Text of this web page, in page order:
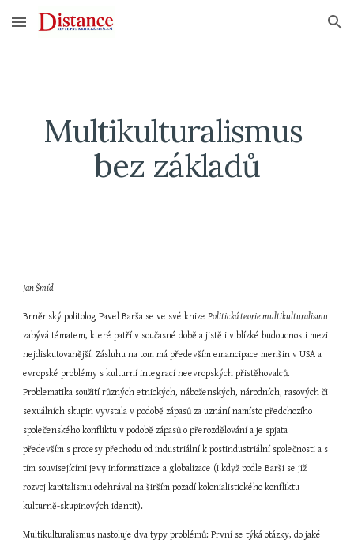
Skip to main content Skip to navigation
Multikulturalismus
bez základů
Jan Šmíd
Brněnský politolog Pavel Barša se ve své knize
zabývá tématem, které patří v současné době a jistě i v blízké budoucnosti mezi
nejdiskutovanější. Zásluhu na tom má především emancipace menšin v USA a
evropské problémy s kulturní integrací neevropských přistěhovalců.
Problematika soužití různých etnických, náboženských, národních, rasových či
sexuálních skupin vyvstala v podobě zápasů za uznání namísto předchozího
společenského konfliktu v podobě zápasů o přerozdělování a je spjata
především s procesy přechodu od industriální k postindustriální společnosti a s
tím souvisejícími jevy informatizace a globalizace (i když podle Barši se již
rozvoj kapitalismu odehrával na širším pozadí kolonialistického konfliktu
kulturně-skupinových identit).
Multikulturalismus nastoluje dva typy problémů: První se týká otázky, do jaké